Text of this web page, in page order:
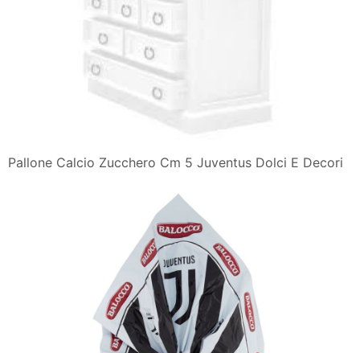
Pallone Calcio Zucchero Cm 5 Juventus Dolci E Decori